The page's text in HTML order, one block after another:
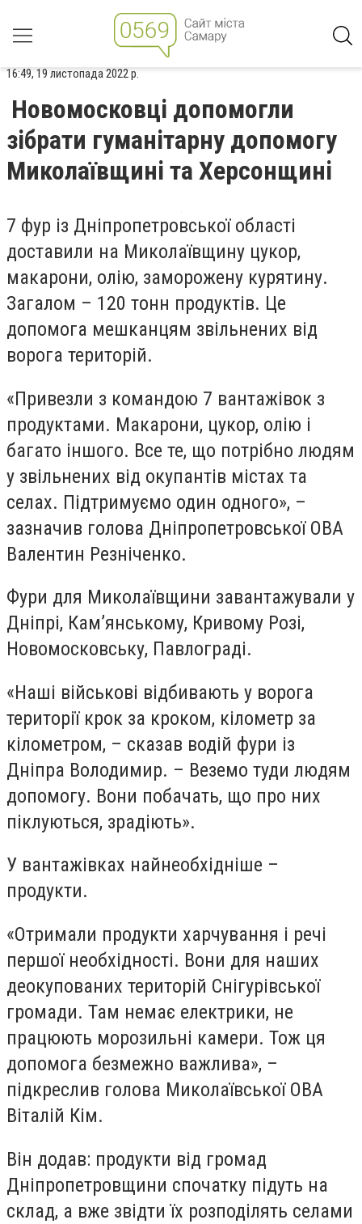
16:49, 19 листопада 2022 р.
Новомосковці допомогли
зібрати гуманітарну допомогу
Миколаївщині та Херсонщині
7 фур із Дніпропетровської області
доставили на Миколаївщину цукор,
макарони, олію, заморожену курятину.
Загалом – 120 тонн продуктів. Це
допомога мешканцям звільнених від
ворога територій.
«Привезли з командою 7 вантажівок з
продуктами. Макарони, цукор, олію і
багато іншого. Все те, що потрібно людям
у звільнених від окупантів містах та
селах. Підтримуємо один одного», –
зазначив голова Дніпропетровської ОВА
Валентин Резніченко.
Фури для Миколаївщини завантажували у
Дніпрі, Кам’янському, Кривому Розі,
Новомосковську, Павлограді.
«Наші військові відбивають у ворога
території крок за кроком, кілометр за
кілометром, – сказав водій фури із
Дніпра Володимир. – Веземо туди людям
допомогу. Вони побачать, що про них
піклуються, зрадіють».
У вантажівках найнеобхідніше –
продукти.
«Отримали продукти харчування і речі
першої необхідності. Вони для наших
деокупованих територій Снігурівської
громади. Там немає електрики, не
працюють морозильні камери. Тож ця
допомога безмежно важлива», –
підкреслив голова Миколаївської ОВА
Віталій Кім.
Він додав: продукти від громад
Дніпропетровщини спочатку підуть на
склад, а вже звідти їх розподілять селами